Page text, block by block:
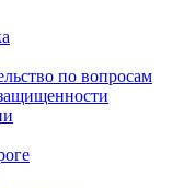
по вопросам